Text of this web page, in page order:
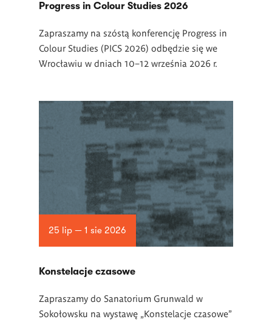
Progress in Colour Studies 2026
Zapraszamy na szóstą konferencję Progress in
Colour Studies (PICS 2026) odbędzie się we
Wrocławiu w dniach 10–12 września 2026 r.
25 lip — 1 sie 2026
Konstelacje czasowe
Zapraszamy do Sanatorium Grunwald w
Sokołowsku na wystawę „Konstelacje czasowe”